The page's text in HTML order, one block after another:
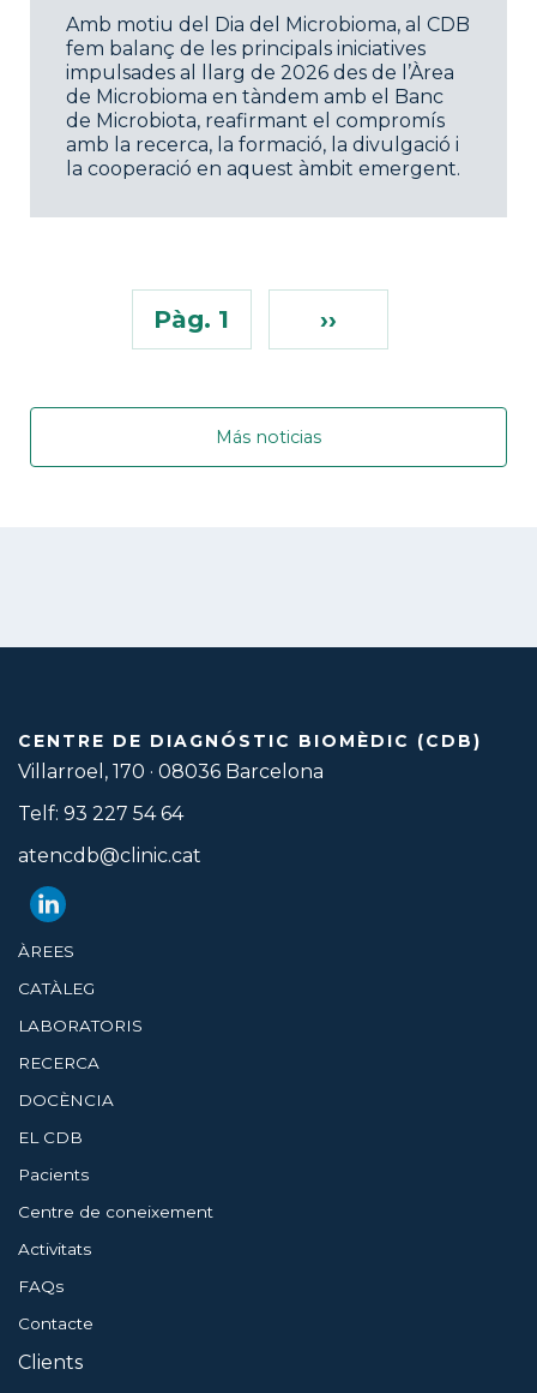
Amb motiu del Dia del Microbioma, al CDB
fem balanç de les principals iniciatives
impulsades al llarg de 2026 des de l’Àrea
de Microbioma en tàndem amb el Banc
de Microbiota, reafirmant el compromís
amb la recerca, la formació, la divulgació i
la cooperació en aquest àmbit emergent.
Pàg. 1 ››
Más noticias
CENTRE DE DIAGNÓSTIC BIOMÈDIC (CDB)
Villarroel, 170 · 08036 Barcelona
Telf: 93 227 54 64
atencdb@clinic.cat
ÀREES
CATÀLEG
LABORATORIS
RECERCA
DOCÈNCIA
EL CDB
Pacients
Centre de coneixement
Activitats
FAQs
Contacte
Clients